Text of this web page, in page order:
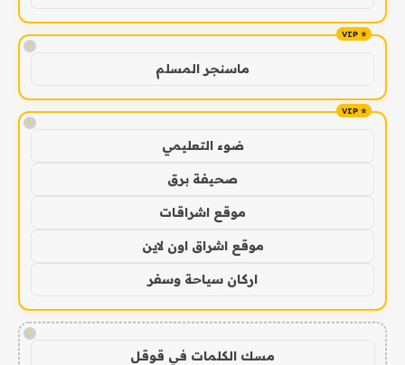
!
ماسنجر المسلم
!
ضوء التعليمي
صحيفة برق
موقع اشراقات
موقع اشراق اون لاين
اركان سياحة وسفر
!
مسك الكلمات في قوقل